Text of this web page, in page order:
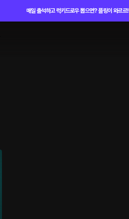
매일 출석하고 럭키드로우 뽑으면? 플링이 와르르!